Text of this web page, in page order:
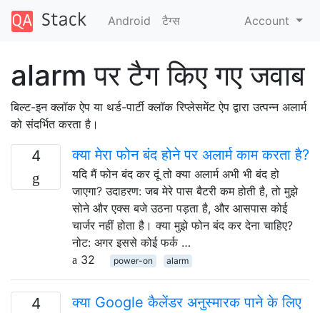
Android टैग्‍स Account
alarm पर टैग किए गए जवाब
बिल्ट-इन क्लॉक ऐप या थर्ड-पार्टी क्लॉक रिप्लेसमेंट ऐप द्वारा उत्पन्न अलार्म
को संदर्भित करता है।
4 क्या मेरा फोन बंद होने पर अलार्म काम करता है?
यदि मैं फोन बंद कर दूं तो क्या अलार्म अभी भी बंद हो
जाएगा? उदाहरण: जब मेरे पास बैटरी कम होती है, तो मुझे
सोने और एक्स बजे उठना पड़ता है, और आसपास कोई
चार्जर नहीं होता है। क्या मुझे फोन बंद कर देना चाहिए?
नोट: अगर इससे कोई फर्क …
32
power-on alarm
4
क्या Google कैलेंडर अनुस्मारक पाने के लिए